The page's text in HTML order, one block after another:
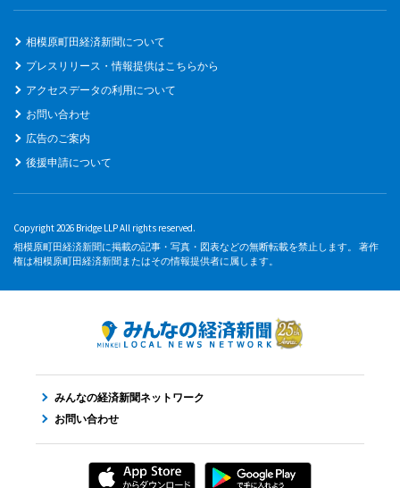
相模原町田経済新聞について
プレスリリース・情報提供はこちらから
アクセスデータの利用について
お問い合わせ
広告のご案内
後援申請について
Copyright 2026 Bridge LLP All rights reserved.
相模原町田経済新聞に掲載の記事・写真・図表などの無断転載を禁止します。 著作
権は相模原町田経済新聞またはその情報提供者に属します。
みんなの経済新聞ネットワーク
お問い合わせ